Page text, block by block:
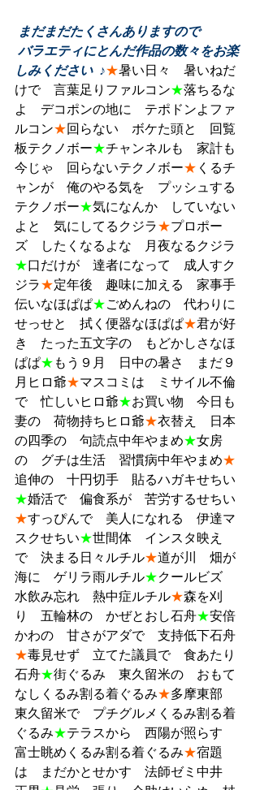
まだまだたくさんありますので
しみください  ♪★暑い日々　暑いねだ
けで　言葉足りファルコン★落ちるな
よ　デコポンの地に　テポドンよファ
ルコン★回らない　ボケた頭と　回覧
板テクノボー★チャンネルも　家計も
今じゃ　回らないテクノボー★ くるチ
ャンが　俺のやる気を　プッシュする
テクノボー★気になんか　していない
よと　気にしてるクジラ★プロポー
ズ　したくなるよな　月夜なるクジラ
★口だけが　達者になって　成人すク
ジラ★定年後　趣味に加える　家事手
伝いなほぱぱ★ごめんねの　代わりに
せっせと　拭く便器なほぱぱ★君が好
き　たった五文字の　もどかしさなほ
ぱぱ★ もう９月　日中の暑さ　まだ９
月ヒロ爺★マスコミは　ミサイル不倫
で　忙しいヒロ爺★お買い物　今日も
妻の　荷物持ちヒロ爺★衣替え　日本
の四季の　句読点中年やまめ★女房
の　グチは生活　習慣病中年やまめ★
追伸の　十円切手　貼るハガキせちい
★婚活で　偏食系が　苦労するせちい
★すっぴんで　美人になれる　伊達マ
スクせちい★世間体　インスタ映え
で　決まる日々ルチル★道が川　畑が
海に　ゲリラ雨ルチル★クールビズ
水飲み忘れ　熱中症ルチル★森を刈
り　五輪林の　かぜとおし石舟★安倍
かわの　甘さがアダで　支持低下石舟
★毒見せず　立てた議員で　食あたり
石舟★街ぐるみ　東久留米の　おもて
なしくるみ割る着ぐるみ★多摩東部
東久留米で　プチグルメくるみ割る着
ぐるみ★テラスから　西陽が照らす
富士眺めくるみ割る着ぐるみ★宿題
は　まだかとせかす　法師ゼミ中井